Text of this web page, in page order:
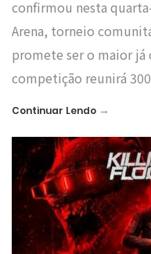
confirmou nesta
Arena, torneio
promete ser o maior já
competição reunirá
Continuar Lendo →